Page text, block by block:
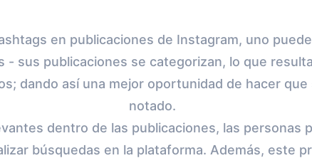
en publicaciones de Instagram, uno
- sus publicaciones se categorizan, lo que
dando así una mejor oportunidad de hacer
notado.
dentro de las publicaciones, las personas
búsquedas en la plataforma. Además, este